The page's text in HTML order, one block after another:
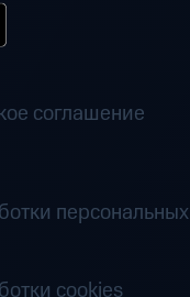
соглашение
персональных
cookies